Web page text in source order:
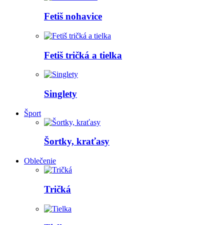
Fetiš nohavice
Fetiš tričká a tielka
Singlety
Šport
Šortky, kraťasy
Oblečenie
Tričká